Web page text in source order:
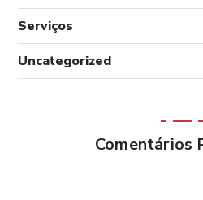
Serviços
Uncategorized
Comentários